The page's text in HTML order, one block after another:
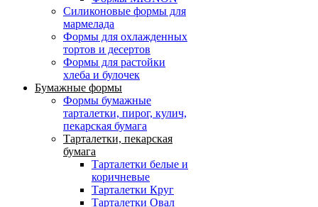
Силиконовые формы для
мармелада
Формы для oхлажденных
тортов и десертов
Формы для растойки
хлеба и булочек
Бумажные формы
Формы бумажные
тарталетки, пирог, кулич,
пекарская бумага
Тарталетки, пекарская
бумага
Тарталетки белые и
коричневые
Тарталетки Круг
Тарталетки Овал